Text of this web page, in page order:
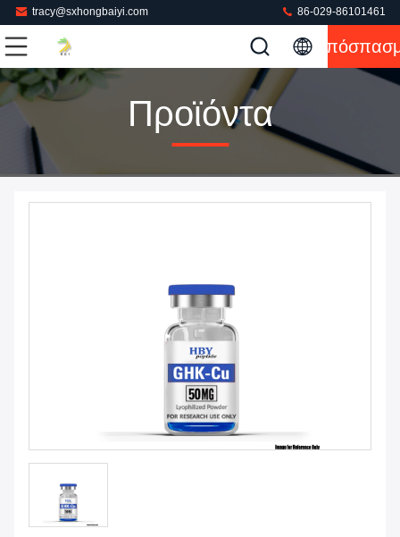
tracy@sxhongbaiyi.com 86-029-86101461
Προϊόντα